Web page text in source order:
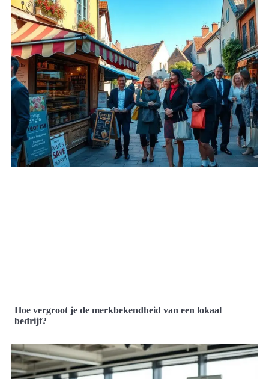
Hoe vergroot je de merkbekendheid van een lokaal
bedrijf?